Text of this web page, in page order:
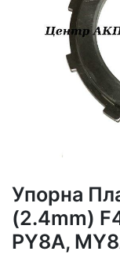
Упорна
(2.4mm)
PY8A,